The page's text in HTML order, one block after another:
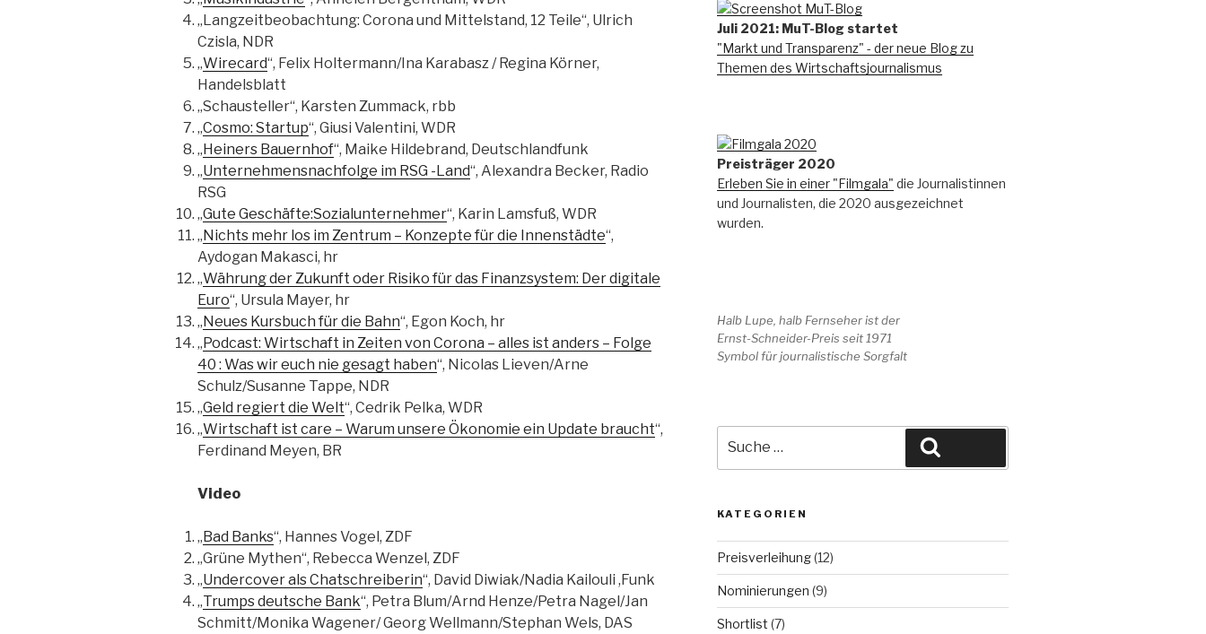
„Langzeitbeobachtung: Corona und Mittelstand, 12 Teile“, Ulrich
Czisla, NDR
„Wirecard“, Felix Holtermann/Ina Karabasz / Regina Körner,
Handelsblatt
„Schausteller“, Karsten Zummack, rbb
„Cosmo: Startup“, Giusi Valentini, WDR
„Heiners Bauernhof“, Maike Hildebrand, Deutschlandfunk
„Unternehmensnachfolge im RSG -Land“, Alexandra Becker, Radio
RSG
„Gute Geschäfte:Sozialunternehmer“, Karin Lamsfuß, WDR
„Nichts mehr los im Zentrum – Konzepte für die Innenstädte“,
Aydogan Makasci, hr
„Währung der Zukunft oder Risiko für das Finanzsystem: Der digitale
Euro“, Ursula Mayer, hr
„Neues Kursbuch für die Bahn“, Egon Koch, hr
„Podcast: Wirtschaft in Zeiten von Corona – alles ist anders – Folge
40 : Was wir euch nie gesagt haben“, Nicolas Lieven/Arne
Schulz/Susanne Tappe, NDR
„Geld regiert die Welt“, Cedrik Pelka, WDR
„Wirtschaft ist care – Warum unsere Ökonomie ein Update braucht“,
Ferdinand Meyen, BR
Video
„Bad Banks“, Hannes Vogel, ZDF
„Grüne Mythen“, Rebecca Wenzel, ZDF
„Undercover als Chatschreiberin“, David Diwiak/Nadia Kailouli ,Funk
„Trumps deutsche Bank“, Petra Blum/Arnd Henze/Petra Nagel/Jan
Schmitt/Monika Wagener/ Georg Wellmann/Stephan Wels, DAS
Juli 2021: MuT-Blog startet
"Markt und Transparenz" - der neue Blog zu
Themen des Wirtschaftsjournalismus
Preisträger 2020
Erleben Sie in einer "Filmgala" die Journalistinnen
und Journalisten, die 2020 ausgezeichnet
wurden.
Halb Lupe, halb Fernseher ist der
Ernst-Schneider-Preis seit 1971
Symbol für journalistische Sorgfalt
nach:
KATEGORIEN
Preisverleihung(12)
Nominierungen (9)
Shortlist (7)